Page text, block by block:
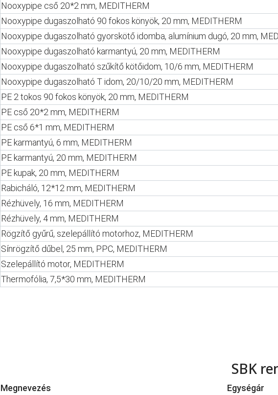
Nooxypipe cső 20*2 mm, MEDITHERM
Nooxypipe dugaszolható 90 fokos könyök, 20 mm, MEDITHERM
Nooxypipe dugaszolható gyorskötő idomba, alumínium dugó, 20 mm,
Nooxypipe dugaszolható karmantyú, 20 mm, MEDITHERM
Nooxypipe dugaszolható szűkítő kötőidom, 10/6 mm, MEDITHERM
Nooxypipe dugaszolható T idom, 20/10/20 mm, MEDITHERM
PE 2 tokos 90 fokos könyök, 20 mm, MEDITHERM
PE cső 20*2 mm, MEDITHERM
PE cső 6*1 mm, MEDITHERM
PE karmantyú, 6 mm, MEDITHERM
PE karmantyú, 20 mm, MEDITHERM
PE kupak, 20 mm, MEDITHERM
Rabicháló, 12*12 mm, MEDITHERM
Rézhüvely, 16 mm, MEDITHERM
Rézhüvely, 4 mm, MEDITHERM
Rögzítő gyűrű, szelepállító motorhoz, MEDITHERM
Sínrögzítő dűbel, 25 mm, PPC, MEDITHERM
Szelepállító motor, MEDITHERM
Thermofólia, 7,5*30 mm, MEDITHERM
SBK
Megnevezés
Egységár